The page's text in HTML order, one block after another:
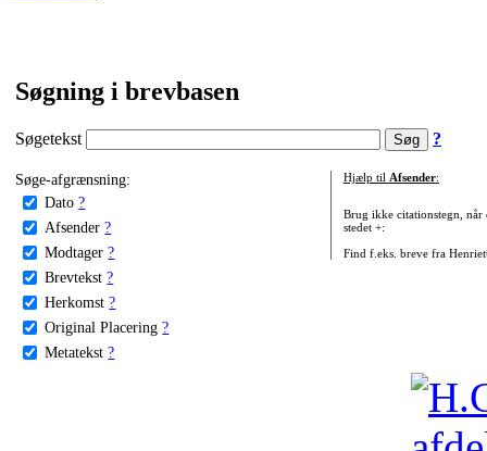
Søgning i brevbasen
Søgetekst ?
Søge-afgrænsning:
Dato ?
Afsender ?
Modtager ?
Brevtekst ?
Herkomst ?
Original Placering ?
Metatekst ?
Hjælp til Afsender:
Brug ikke citationstegn, når
stedet +:
Find f.eks. breve fra